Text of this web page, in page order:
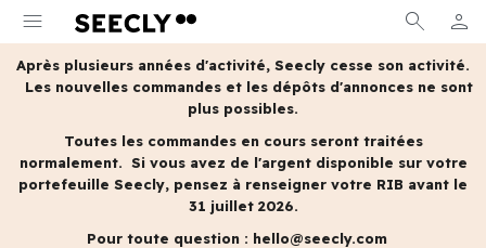
menu search person
MON
Après plusieurs années d'activité, Seecly cesse son activité.
Les nouvelles commandes et les dépôts d'annonces ne sont
plus possibles.
Toutes les commandes en cours seront traitées
normalement. Si vous avez de l'argent disponible sur votre
portefeuille Seecly, pensez à renseigner votre RIB avant le
31 juillet 2026.
Pour toute question : hello@seecly.com